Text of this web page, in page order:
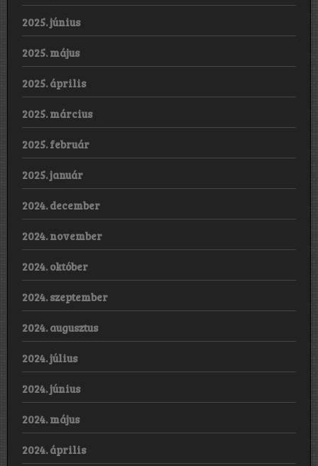
2025. június
2025. május
2025. április
2025. március
2025. február
2025. január
2024. december
2024. november
2024. október
2024. szeptember
2024. augusztus
2024. július
2024. június
2024. május
2024. április